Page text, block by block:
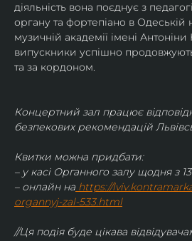
діяльність вона поєднує з
органу та фортепіано в Одеській
музичній академії імені Антоніни
випускники успішно
та за кордоном.
Концертний зал працює
безпекових рекомендацій
Квитки можна придбати:
– у касі Органного залу щодня з
– онлайн на https://
organnyj-zal-533.html
//Ця подія буде цікава